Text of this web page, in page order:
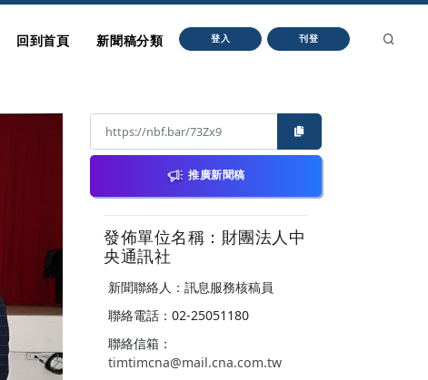
回到首頁 新聞稿分類 登入 刊登
推廣新聞稿
發佈單位名稱：財團法人中
央通訊社
新聞聯絡人：訊息服務核稿員
聯絡電話：02-25051180
聯絡信箱：
timtimcna@mail.cna.com.tw